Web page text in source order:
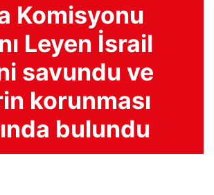
Komisyonu
Leyen İsrail
savundu ve
korunması
bulundu